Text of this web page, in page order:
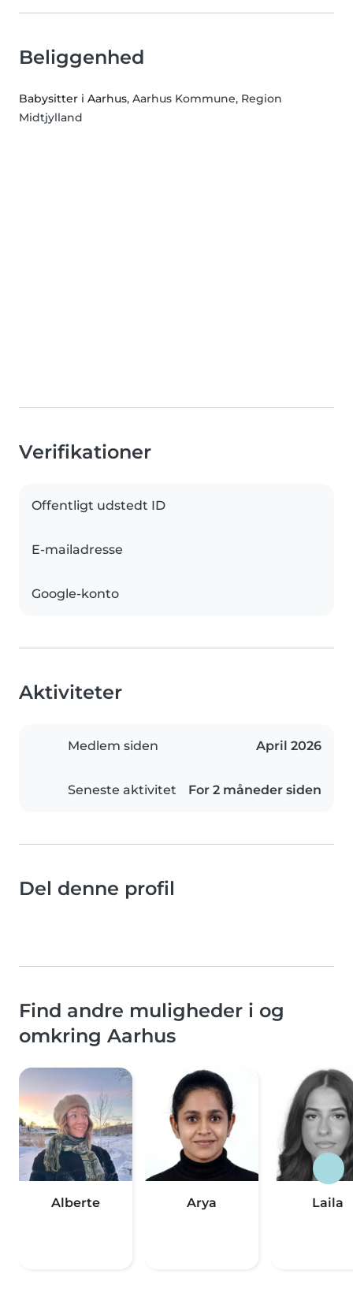
Beliggenhed
Babysitter i Aarhus, Aarhus Kommune, Region
Midtjylland
Verifikationer
Offentligt udstedt ID
E-mailadresse
Google-konto
Aktiviteter
Medlem siden April 2026
Seneste aktivitet For 2 måneder siden
Del denne profil
Find andre muligheder i og
omkring Aarhus
Alberte Arya Laila